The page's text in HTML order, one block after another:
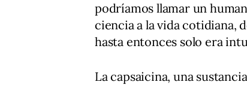
podríamos llamar un
ciencia a la vida cotidiana,
hasta entonces solo era
La capsaicina, una